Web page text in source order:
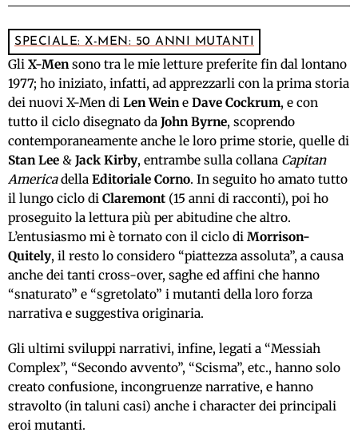
SPECIALE: X-MEN: 50 ANNI MUTANTI
Gli X-Mensono tra le mie letture preferite fin dal lontano
1977; ho iniziato, infatti, ad apprezzarli con la prima storia
dei nuovi X-Men di Len Weine Dave Cockrum, e con
tutto il ciclo disegnato da John Byrne, scoprendo
contemporaneamente anche le loro prime storie, quelle di
Stan Lee & Jack Kirby, entrambe sulla collana Capitan
Americadella Editoriale Corno. In seguito ho amato tutto
il lungo ciclo di Claremont (15 anni di racconti), poi ho
proseguito la lettura più per abitudine che altro.
L’entusiasmo mi è tornato con il ciclo di Morrison-
Quitely, il resto lo considero “piattezza assoluta”, a causa
anche dei tanti cross-over, saghe ed affini che hanno
“snaturato” e “sgretolato” i mutanti della loro forza
narrativa e suggestiva originaria.
Gli ultimi sviluppi narrativi, infine, legati a “Messiah
Complex”, “Secondo avvento”, “Scisma”, etc., hanno solo
creato confusione, incongruenze narrative, e hanno
stravolto (in taluni casi) anche i character dei principali
eroi mutanti.